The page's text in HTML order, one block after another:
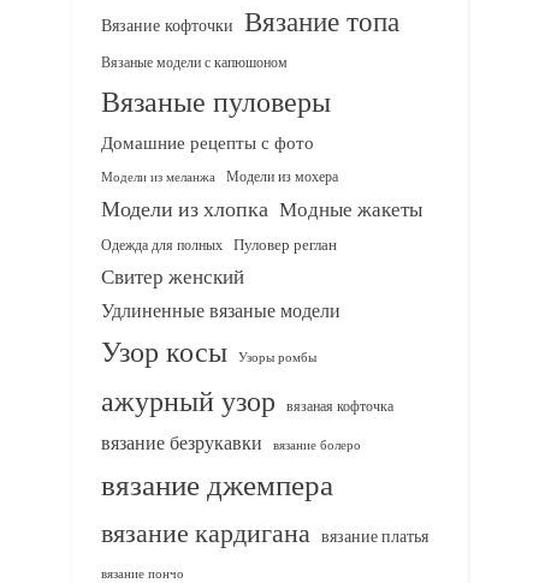
Вязание кофточки Вязание топа
Вязаные модели с капюшоном
Вязаные пуловеры
Домашние рецепты с фото
Модели из меланжа Модели из мохера
Модели из хлопка Модные жакеты
Одежда для полных Пуловер реглан
Свитер женский
Удлиненные вязаные модели
Узор косы Узоры ромбы
ажурный узор вязаная кофточка
вязание безрукавки вязание болеро
вязание джемпера
вязание кардигана вязание платья
вязание пончо